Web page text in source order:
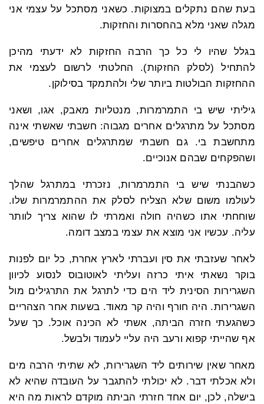
בעת שהם נתקלים במצוקות. כשאני מסתכל על עצמי אני
מגלה שאני מלא בהחסרות והחזקות.
בגלל שהיו לי כל כך הרבה החזקות לא ידעתי מהיכן
להתחיל (לסלק החזקות). החלטתי לרשום לעצמי את
ההחזקות הבולטות ביותר שלי ולהתמקד בסילוקן.
גיליתי שיש בי התמרמרות, מנטליות מאבק, אגו, ושאני
מסתכל על מתרגלים אחרים מגבוה: חשבתי שאשתי אינה
מתחשבת בי. גם חשבתי שמתרגלים אחרים טיפשים,
ושהפקחים שבהם אנוכיים.
כשהבנתי שיש בי התמרמרות, נזכרתי במתרגל שהלך
לעולמו משום שלא הצליח לסלק את ההתמרמרות שלו.
שוחחתי אתו כשהיה חולה ואמרתי לו שהוא צריך לוותר
עליה. עכשיו אני מוצא את עצמי במצב דומה.
לאחר שעזבתי את סין ועברתי לארץ אחרת, כל יום לפנות
בוקר נשאתי איתי כרזה ועליתי לאוטובוס לנסוע לכיוון
השגרירות הסינית ליד הים כדי לתרגל את התרגילים מול
השגרירות. היה חורף והיה קר מאוד. בשעות אחר הצהריים
כשהגעתי חזרה הביתה, אשתי לא הכינה אוכל. כך שעל
אף שהייתי קפוא ורעב היה עליי לעמוד ולבשל.
מאחר שאין שירותים ליד השגרירות, לא שתיתי הרבה מים
ולא אכלתי דבר. לא יכולתי להתגבר על העובדה שהיא לא
בישלה, לכן, יום אחד חזרתי הביתה מוקדם לראות מה היא